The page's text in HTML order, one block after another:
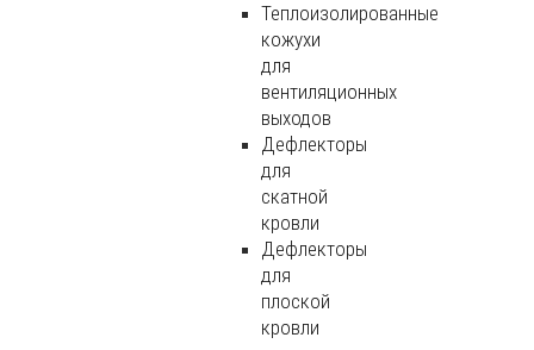
Теплоизолированные
кожухи
для
вентиляционных
выходов
Дефлекторы
для
скатной
кровли
Дефлекторы
для
плоской
кровли